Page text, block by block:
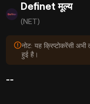
Definet मूल्य
(NET)
नोट: यह क्रिप्टोकरेंसी
हुई है।
--